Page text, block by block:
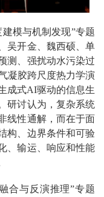
模与机制发现”专题
吴开金、魏西硕、单
测、强扰动水污染过
凝胶跨尺度热力学演
成式AI驱动的信息生
研讨认为，复杂系统
线性通解，而在于面
构、边界条件和可验
、输运、响应和性能
合与反演推理”专题